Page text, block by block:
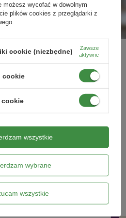
Jak i kiedy?
pielęgnacji drzew owocowych,
kiedy najlepiej go wykonać?
1
na
możesz wycofać w dowolnym
plików cookies z przeglądarki z
cookie (niezbędne)
Zawsze
aktywne
cookie
cookie
wybrane
wszystkie
wszystkie